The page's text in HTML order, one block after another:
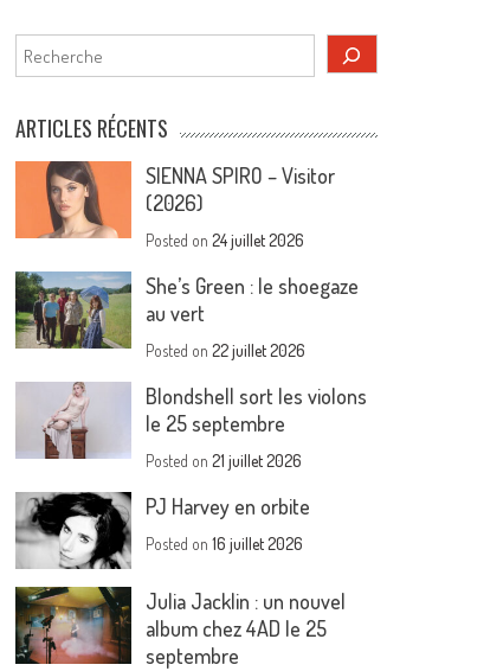
Rechercher
ARTICLES RÉCENTS
SIENNA SPIRO – Visitor
(2026)
Posted on24 juillet 2026
She’s Green : le shoegaze
au vert
Posted on22 juillet 2026
Blondshell sort les violons
le 25 septembre
Posted on21 juillet 2026
PJ Harvey en orbite
Posted on16 juillet 2026
Julia Jacklin : un nouvel
album chez 4AD le 25
septembre